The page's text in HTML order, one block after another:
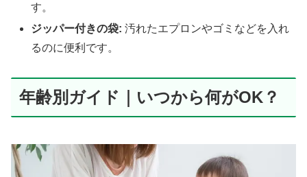
す。
ジッパー付きの袋: 汚れたエプロンやゴミなどを入れ
るのに便利です。
年齢別ガイド｜いつから何がOK？